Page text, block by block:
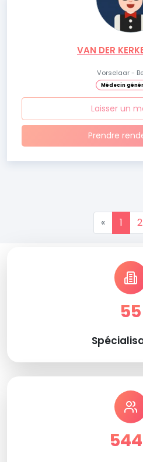
VAN DER
Vorselaar -
Médecin
Laisser un
Prendre
« 1 2
55